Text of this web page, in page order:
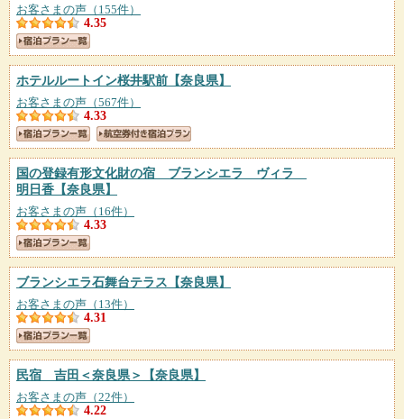
お客さまの声（155件）
4.35
ホテルルートイン桜井駅前 【奈良県】
お客さまの声（567件）
4.33
国の登録有形文化財の宿 ブランシエラ ヴィラ
明日香 【奈良県】
お客さまの声（16件）
4.33
ブランシエラ石舞台テラス 【奈良県】
お客さまの声（13件）
4.31
民宿 吉田＜奈良県＞ 【奈良県】
お客さまの声（22件）
4.22